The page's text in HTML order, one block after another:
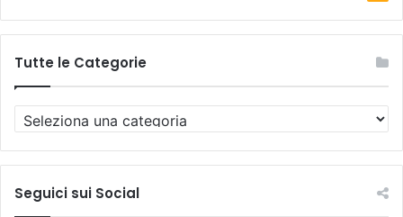
Tutte le Categorie
u
t
e
Seguici sui Social